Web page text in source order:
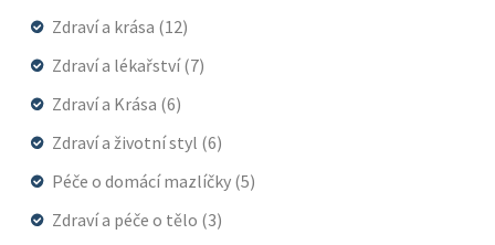
Zdraví a krása (12)
Zdraví a lékařství(7)
Zdraví a Krása (6)
Zdraví a životní styl (6)
Péče o domácí mazlíčky (5)
Zdraví a péče o tělo (3)